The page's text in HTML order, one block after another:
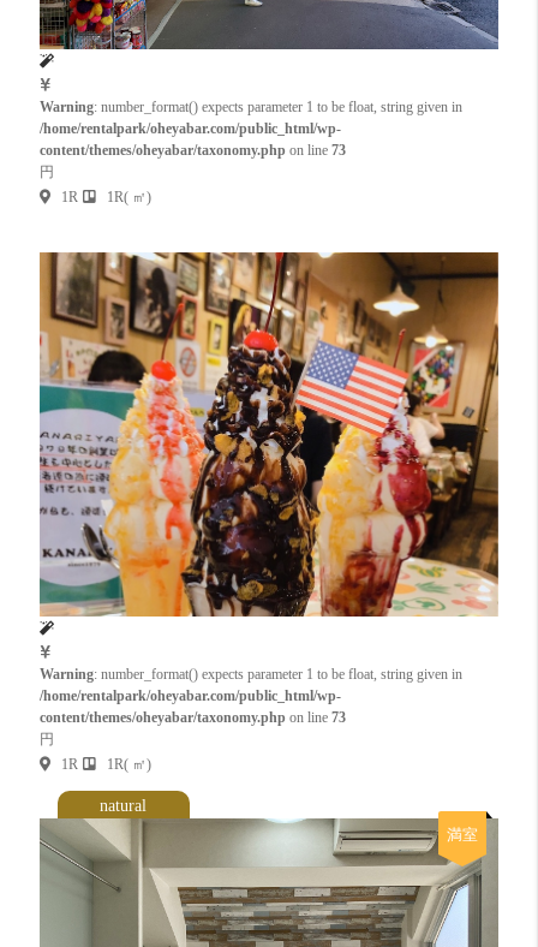
Warning: number_format() expects parameter 1 to be float, string given in
/home/rentalpark/oheyabar.com/public_html/wp-
content/themes/oheyabar/taxonomy.php on line 73
円
1R
1R( ㎡)
Warning: number_format() expects parameter 1 to be float, string given in
/home/rentalpark/oheyabar.com/public_html/wp-
content/themes/oheyabar/taxonomy.php on line 73
円
1R
1R( ㎡)
natural
満室